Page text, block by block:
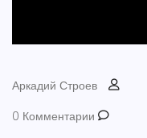
Аркадий Строев
0 Комментарии